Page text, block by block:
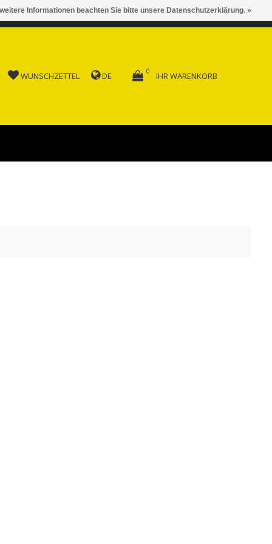
AB FR. 150.00
WUNSCHZETTEL DE IHR WARENKORB
0
Informationen beachten Sie bitte unsere Datenschutzerklärung. »